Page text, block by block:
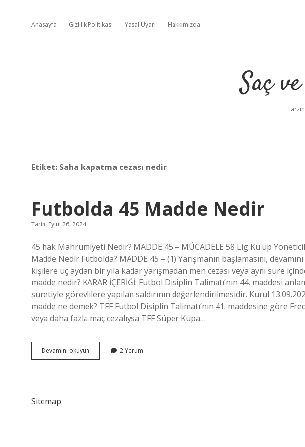
Anasayfa Gizlilik Politikası Yasal Uyarı Hakkımızda
Saç
Etiket: Saha kapatma cezası nedir
Futbolda 45 Madde Nedir
Tarih: Eylül 26, 2024
45 hak Mahrumiyeti Nedir? MADDE 45 – MÜCADELE 58 Lig Kulüp
Madde Nedir Futbolda? MADDE 45 – (1) Yarışmanın başlamasını,
kişilere üç aydan bir yıla kadar yarışmadan men cezası veya aynı süre
madde nedir? KARAR İÇERİĞİ: Futbol Disiplin Talimatı’nın 44. maddesi
suretiyle görevlilere yapılan saldırının değerlendirilmesidir. Kurul
madde ne demek? TFF Futbol Disiplin Talimatı’nın 41. maddesine göre
veya daha fazla maç cezalıysa TFF Süper Kupa…
Devamını okuyun Futbolda
45
2 Yorum
Sitemap